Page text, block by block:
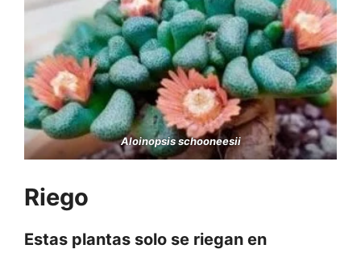
Aloinopsis schooneesii
Riego
Estas plantas solo se riegan en